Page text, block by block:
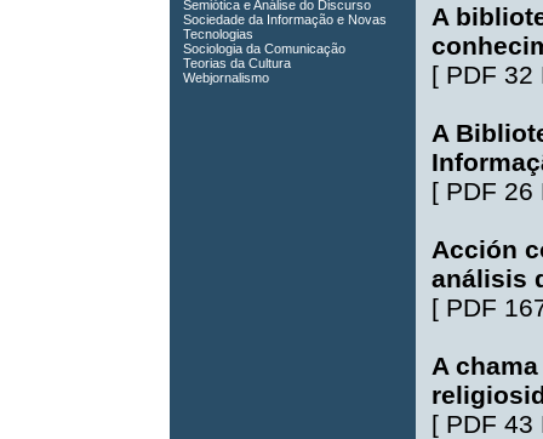
Semiótica e Análise do Discurso
Sociedade da Informação e Novas
Tecnologias
Sociologia da Comunicação
Teorias da Cultura
Webjornalismo
A
[ PDF 32
A
[ PDF 26
Acción
análisis
[ PDF
A
[ PDF 43